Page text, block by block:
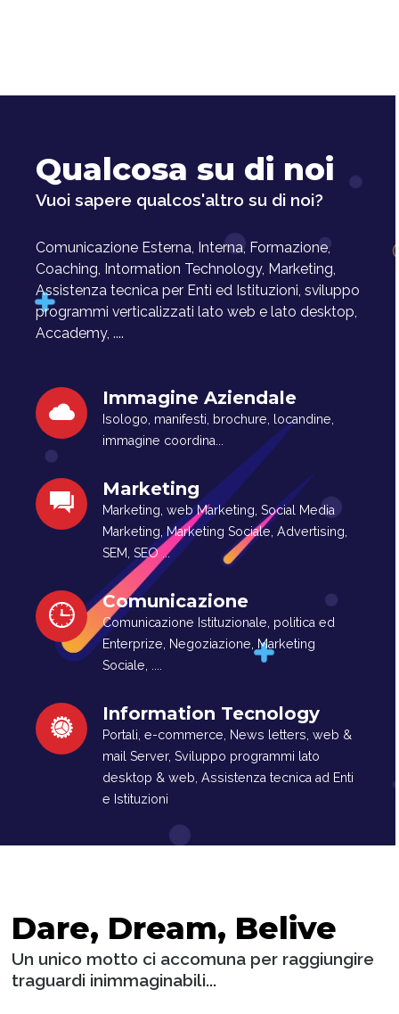
Qualcosa su di noi
Vuoi sapere qualcos'altro su di noi?
Comunicazione Esterna, Interna, Formazione,
Coaching, Intormation Technology, Marketing,
Assistenza tecnica per Enti ed Istituzioni, sviluppo
programmi verticalizzati lato web e lato desktop,
Accademy, ....
Immagine Aziendale
Isologo, manifesti, brochure, locandine,
immagine coordina...
Marketing
Marketing, web Marketing, Social Media
Marketing, Marketing Sociale, Advertising,
SEM, SEO ...
Comunicazione
Comunicazione Istituzionale, politica ed
Enterprize, Negoziazione, Marketing
Sociale, ....
Information Tecnology
Portali, e-commerce, News letters, web &
mail Server, Sviluppo programmi lato
desktop & web, Assistenza tecnica ad Enti
e Istituzioni
Dare, Dream, Belive
Un unico motto ci accomuna per raggiungire
traguardi inimmaginabili...